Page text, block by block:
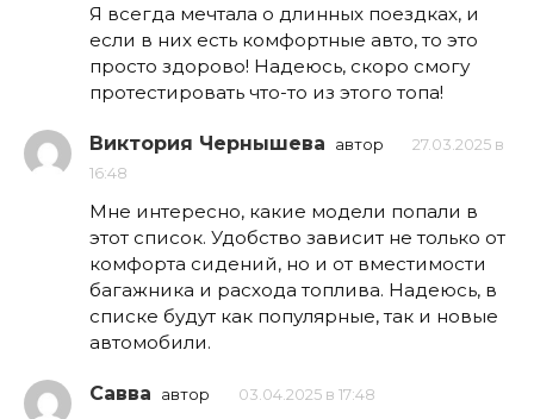
Я всегда мечтала о длинных поездках, и
если в них есть комфортные авто, то это
просто здорово! Надеюсь, скоро смогу
протестировать что-то из этого топа!
Виктория Чернышева автор
27.03.2025 в
16:48
Мне интересно, какие модели попали в
этот список. Удобство зависит не только от
комфорта сидений, но и от вместимости
багажника и расхода топлива. Надеюсь, в
списке будут как популярные, так и новые
автомобили.
Савва автор 03.04.2025 в 17:48